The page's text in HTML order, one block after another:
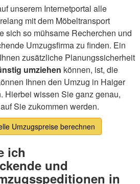
unserem Internetportal alle
mit dem Möbeltransport
sich so mühsame Recherchen und
Umzugsfirma zu finden. Ein
zusätzliche Planungssicherheit
umziehen können, ist, die
Ihnen den Umzug in Haiger
Hierbei wissen Sie ganz genau,
Sie zukommen werden.
Umzugspreise berechnen
ich
und
in